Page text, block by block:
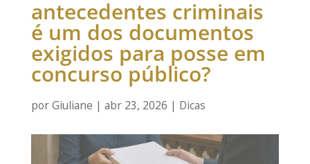
antecedentes criminais
é um dos documentos
exigidos para posse em
concurso público?
porGiuliane | abr 23, 2026 | Dicas